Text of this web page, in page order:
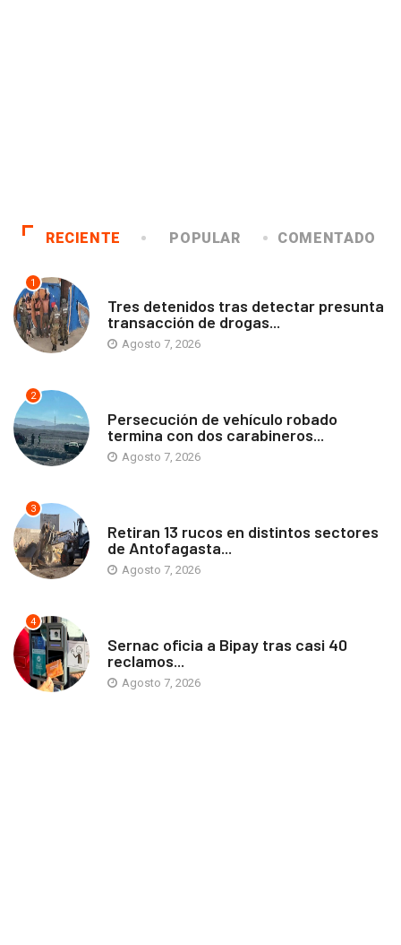
RECIENTE POPULAR COMENTADO
1
Tres detenidos tras detectar presunta
transacción de drogas...
Agosto 7, 2026
2
Persecución de vehículo robado
termina con dos carabineros...
Agosto 7, 2026
3
Retiran 13 rucos en distintos sectores
de Antofagasta...
Agosto 7, 2026
4
Sernac oficia a Bipay tras casi 40
reclamos...
Agosto 7, 2026